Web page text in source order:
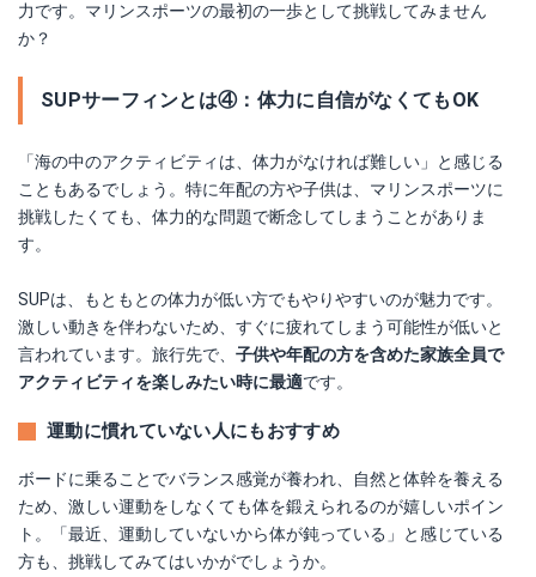
力です。マリンスポーツの最初の一歩として挑戦してみません
か？
SUPサーフィンとは④：体力に自信がなくてもOK
「海の中のアクティビティは、体力がなければ難しい」と感じる
こともあるでしょう。特に年配の方や子供は、マリンスポーツに
挑戦したくても、体力的な問題で断念してしまうことがありま
す。
SUPは、もともとの体力が低い方でもやりやすいのが魅力です。
激しい動きを伴わないため、すぐに疲れてしまう可能性が低いと
言われています。旅行先で、 子供や年配の方を含めた家族全員で
アクティビティを楽しみたい時に最適です。
運動に慣れていない人にもおすすめ
ボードに乗ることでバランス感覚が養われ、自然と体幹を養える
ため、激しい運動をしなくても体を鍛えられるのが嬉しいポイン
ト。「最近、運動していないから体が鈍っている」と感じている
方も、挑戦してみてはいかがでしょうか。